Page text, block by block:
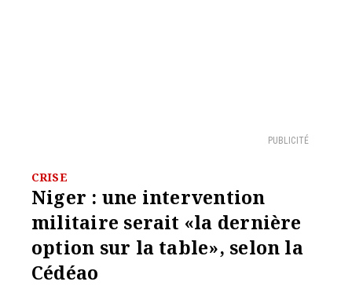
PUBLICITÉ
CRISE
Niger : une intervention
militaire serait «la dernière
option sur la table», selon la
Cédéao